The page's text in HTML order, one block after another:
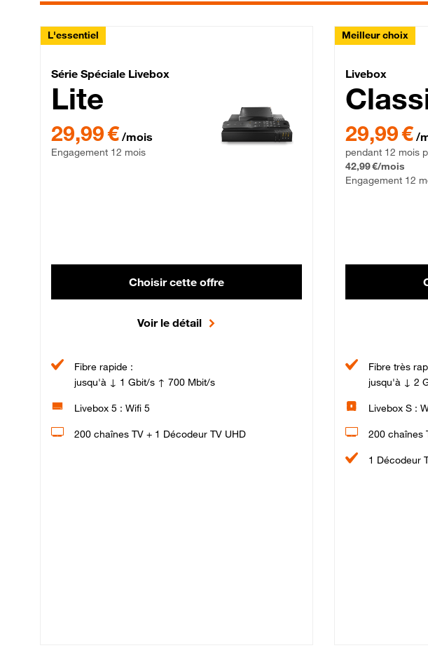
L'essentiel
Série Spéciale Livebox Lite Fibre
Série Spéciale Livebox
Lite
29,99 € par mois , Engagement 12 mois
29,99 € /mois
Engagement 12 mois
Choisir cette offre
Voir le détail
Fibre rapide :
jusqu'à ↓ 1 Gbit/s ↑ 700 Mbit/s
Livebox 5 : Wifi 5
200 chaînes TV + 1 Décodeur TV UHD
Meilleur choix
Livebox
29,99 € par mois
29,99 € /
pendant 12 mois
42,99 €/mois
Engagement 12
Fibre très
jusqu'à ↓ 2
Livebox S :
200 chaînes
1 Décodeur